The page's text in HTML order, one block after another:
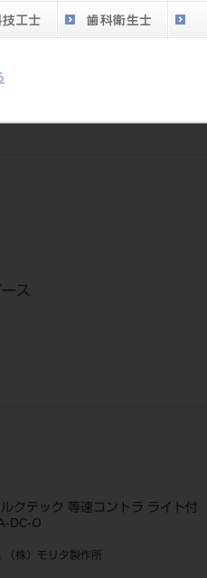
ス
ルクテック 等速コントラ ライト付
DC-O
（株）モリタ製作所